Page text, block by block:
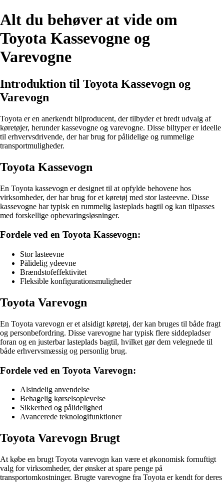
Alt du behøver at vide om
Toyota Kassevogne og
Varevogne
Introduktion til Toyota Kassevogn og
Varevogn
Toyota er en anerkendt bilproducent, der tilbyder et bredt udvalg af
køretøjer, herunder kassevogne og varevogne. Disse biltyper er ideelle
til erhvervsdrivende, der har brug for pålidelige og rummelige
transportmuligheder.
Toyota Kassevogn
En Toyota kassevogn er designet til at opfylde behovene hos
virksomheder, der har brug for et køretøj med stor lasteevne. Disse
kassevogne har typisk en rummelig lasteplads bagtil og kan tilpasses
med forskellige opbevaringsløsninger.
Fordele ved en Toyota Kassevogn:
Stor lasteevne
Pålidelig ydeevne
Brændstofeffektivitet
Fleksible konfigurationsmuligheder
Toyota Varevogn
En Toyota varevogn er et alsidigt køretøj, der kan bruges til både fragt
og personbefordring. Disse varevogne har typisk flere siddepladser
foran og en justerbar lasteplads bagtil, hvilket gør dem velegnede til
både erhvervsmæssig og personlig brug.
Fordele ved en Toyota Varevogn:
Alsindelig anvendelse
Behagelig kørselsoplevelse
Sikkerhed og pålidelighed
Avancerede teknologifunktioner
Toyota Varevogn Brugt
At købe en brugt Toyota varevogn kan være et økonomisk fornuftigt
valg for virksomheder, der ønsker at spare penge på
transportomkostninger. Brugte varevogne fra Toyota er kendt for deres